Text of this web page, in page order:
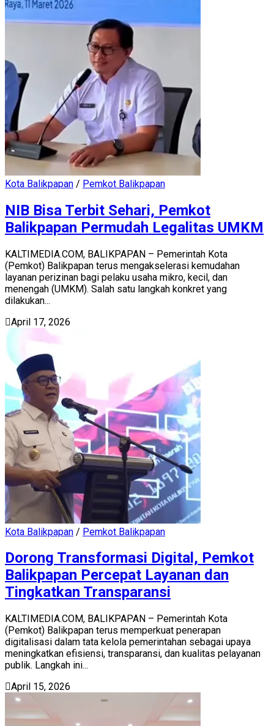
Kota Balikpapan / Pemkot Balikpapan
NIB Bisa Terbit Sehari, Pemkot
Balikpapan Permudah Legalitas UMKM
KALTIMEDIA.COM, BALIKPAPAN – Pemerintah Kota
(Pemkot) Balikpapan terus mengakselerasi kemudahan
layanan perizinan bagi pelaku usaha mikro, kecil, dan
menengah (UMKM). Salah satu langkah konkret yang
dilakukan...
April 17, 2026
Kota Balikpapan / Pemkot Balikpapan
Dorong Transformasi Digital, Pemkot
Balikpapan Percepat Layanan dan
Tingkatkan Transparansi
KALTIMEDIA.COM, BALIKPAPAN – Pemerintah Kota
(Pemkot) Balikpapan terus memperkuat penerapan
digitalisasi dalam tata kelola pemerintahan sebagai upaya
meningkatkan efisiensi, transparansi, dan kualitas pelayanan
publik. Langkah ini...
April 15, 2026